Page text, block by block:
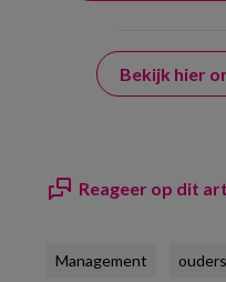
Bekijk hier
Reageer op dit
Management ouders